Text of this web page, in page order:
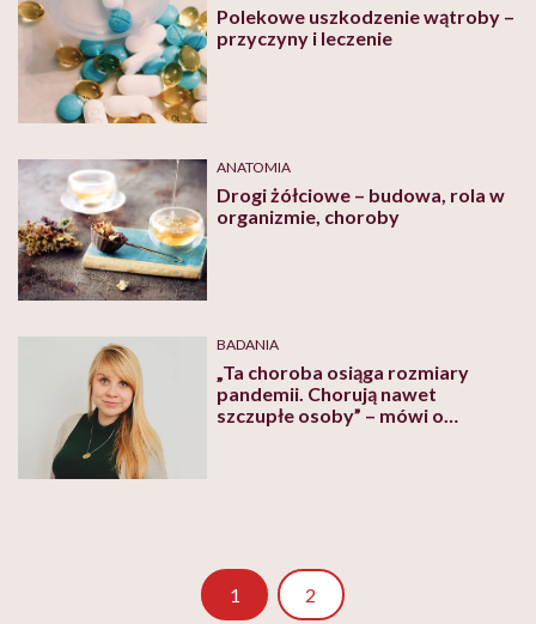
Polekowe uszkodzenie wątroby –
przyczyny i leczenie
ANATOMIA
Drogi żółciowe – budowa, rola w
organizmie, choroby
BADANIA
„Ta choroba osiąga rozmiary
pandemii. Chorują nawet
szczupłe osoby” – mówi o
1 Strona
2